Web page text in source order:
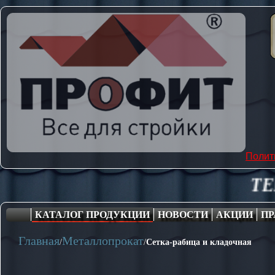
ТЕПЛИЦЫ,
КАТАЛОГ ПРОДУКЦИИ НОВОСТИ АКЦИИ
Главная/Металлопрокат/Сетка-рабица и кладочная